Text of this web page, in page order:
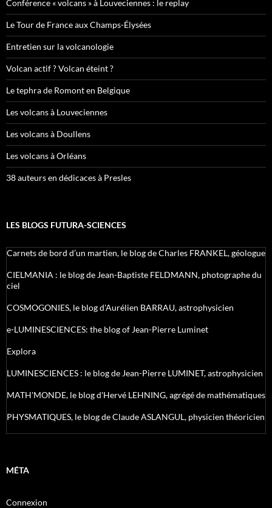
Conférence « volcans » à Louveciennes : le replay
Le Tour de France aux Champs-Élysées
Entretien sur la volcanologie
Volcan actif ? Volcan éteint ?
Le tephra de Romont en Belgique
Les volcans à Louveciennes
Les volcans à Doullens
Les volcans à Orléans
38 auteurs en dédicaces à Presles
LES BLOGS FUTURA-SCIENCES
Carnets de bord d’un martien, le blog de Charles FRANKEL, géologue
CIELMANIA : le blog de Jean-Baptiste FELDMANN, photographe du
ciel
COSMOGONIES, le blog d'Aurélien BARRAU, astrophysicien
e-LUMINESCIENCES: the blog of Jean-Pierre Luminet
Explora
LUMINESCIENCES : le blog de Jean-Pierre LUMINET, astrophysicien
MATH'MONDE, le blog d'Hervé LEHNING, agrégé de mathématiques
PHYSMATIQUES, le blog de Claude ASLANGUL, physicien théoricien
MÉTA
Connexion